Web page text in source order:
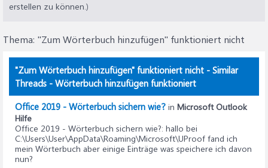
erstellen zu können.)
Thema: "Zum Wörterbuch hinzufügen" funktioniert nicht
"Zum Wörterbuch hinzufügen" funktioniert nicht - Similar
Threads - Wörterbuch hinzufügen funktioniert
Office 2019 - Wörterbuch sichern wie? in Microsoft Outlook
Hilfe
Office 2019 - Wörterbuch sichern wie?: hallo bei
C:\Users\User\AppData\Roaming\Microsoft\UProof fand ich
mein Wörterbuch aber einige Einträge was speichere ich davon
nun?